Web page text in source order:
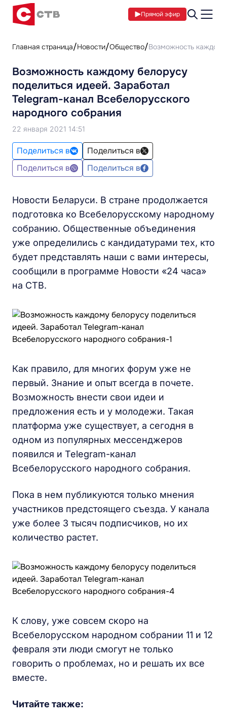
Прямой эфир
Главная страница Новости Общество Возможность каждому
Возможность каждому белорусу
поделиться идеей. Заработал
Telegram-канал Всебелорусского
народного собрания
22 января 2021 14:51
Поделиться в
Поделиться в
Поделиться в
Поделиться в
Новости Беларуси. В стране продолжается
подготовка ко Всебелорусскому народному
собранию. Общественные объединения
уже определились с кандидатурами тех, кто
будет представлять наши с вами интересы,
сообщили в программе Новости «24 часа»
на СТВ.
Как правило, для многих форум уже не
первый. Знание и опыт всегда в почете.
Возможность внести свои идеи и
предложения есть и у молодежи. Такая
платформа уже существует, а сегодня в
одном из популярных мессенджеров
появился и Telegram-канал
Всебелорусского народного собрания.
Пока в нем публикуются только мнения
участников предстоящего съезда. У канала
уже более 3 тысяч подписчиков, но их
количество растет.
К слову, уже совсем скоро на
Всебелорусском народном собрании 11 и 12
февраля эти люди смогут не только
говорить о проблемах, но и решать их все
вместе.
Читайте также: